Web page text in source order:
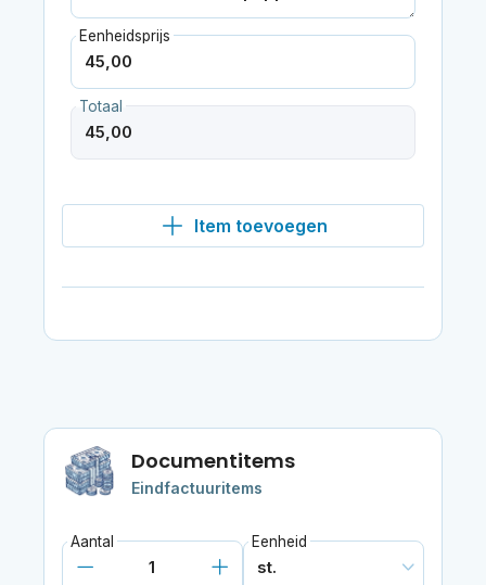
Eenheidsprijs
Totaal
Item toevoegen
Documentitems
Eindfactuuritems
Aantal Eenheid